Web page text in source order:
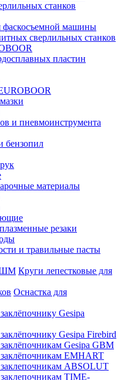
станков
фаскосъемной машины
сверлильных станков
пластин
и пневмоинструмента
бензопил
материалы
резаки
и травильные пасты
Круги лепестковые для
Оснастка для
Gesipa
Gesipa Firebird
Gesipa GBM
заклёпочникам EMHART
заклепочникам ABSOLUT
TIME-